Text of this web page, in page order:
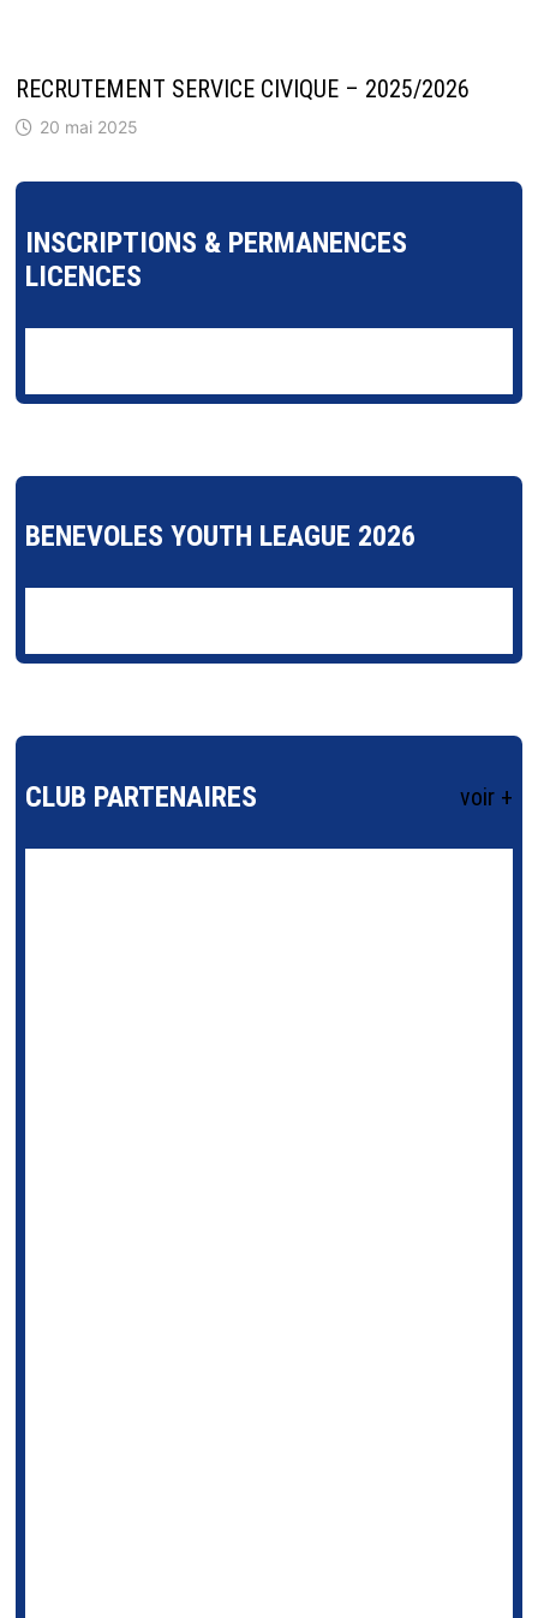
RECRUTEMENT SERVICE CIVIQUE – 2025/2026
20 mai 2025
INSCRIPTIONS & PERMANENCES
LICENCES
BENEVOLES YOUTH LEAGUE 2026
CLUB PARTENAIRES voir +